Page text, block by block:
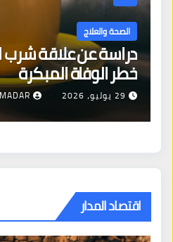
الصحة والعلاج
دراسة عن علاقة شرب
خطر الوفاة المبكرة
29 يوليو، 2026
اقتصاد المدار